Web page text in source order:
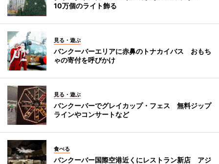
10万個のライト飾る
見る・遊ぶ
バンクーバーエリアに赤鼻のトナカイバス おもち
ゃの寄付を呼びかけ
見る・遊ぶ
バンクーバーでグレイカップ・フェス 無料ジップ
ラインやコンサートなど
食べる
バンクーバー国際空港近くにレストラン新店 アジ